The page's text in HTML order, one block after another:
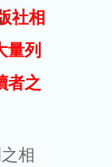
社相
量列
者之
相